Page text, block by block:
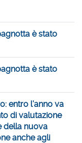
è stato
è stato
entro l’anno va
di valutazione
della nuova
anche agli